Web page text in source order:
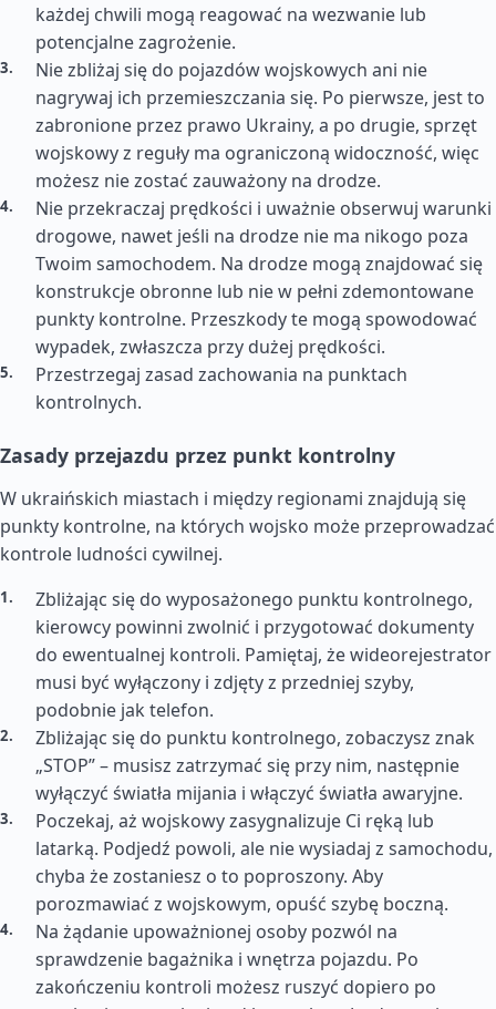
każdej chwili mogą reagować na wezwanie lub
potencjalne zagrożenie.
Nie zbliżaj się do pojazdów wojskowych ani nie
nagrywaj ich przemieszczania się. Po pierwsze, jest to
zabronione przez prawo Ukrainy, a po drugie, sprzęt
wojskowy z reguły ma ograniczoną widoczność, więc
możesz nie zostać zauważony na drodze.
Nie przekraczaj prędkości i uważnie obserwuj warunki
drogowe, nawet jeśli na drodze nie ma nikogo poza
Twoim samochodem. Na drodze mogą znajdować się
konstrukcje obronne lub nie w pełni zdemontowane
punkty kontrolne. Przeszkody te mogą spowodować
wypadek, zwłaszcza przy dużej prędkości.
Przestrzegaj zasad zachowania na punktach
kontrolnych.
Zasady przejazdu przez punkt kontrolny
W ukraińskich miastach i między regionami znajdują się
punkty kontrolne, na których wojsko może przeprowadzać
kontrole ludności cywilnej.
Zbliżając się do wyposażonego punktu kontrolnego,
kierowcy powinni zwolnić i przygotować dokumenty
do ewentualnej kontroli. Pamiętaj, że wideorejestrator
musi być wyłączony i zdjęty z przedniej szyby,
podobnie jak telefon.
Zbliżając się do punktu kontrolnego, zobaczysz znak
„STOP” – musisz zatrzymać się przy nim, następnie
wyłączyć światła mijania i włączyć światła awaryjne.
Poczekaj, aż wojskowy zasygnalizuje Ci ręką lub
latarką. Podjedź powoli, ale nie wysiadaj z samochodu,
chyba że zostaniesz o to poproszony. Aby
porozmawiać z wojskowym, opuść szybę boczną.
Na żądanie upoważnionej osoby pozwól na
sprawdzenie bagażnika i wnętrza pojazdu. Po
zakończeniu kontroli możesz ruszyć dopiero po